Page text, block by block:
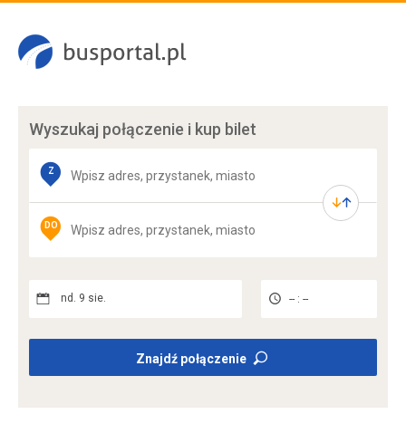
Wyszukaj połączenie i kup bilet
Z
DO
nd. 9 sie. -- : --
Znajdź połączenie